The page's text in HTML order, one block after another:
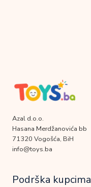
Azal d.o.o.
Hasana Merdžanovića bb
71320 Vogošća, BiH
info@toys.ba
Podrška kupcima